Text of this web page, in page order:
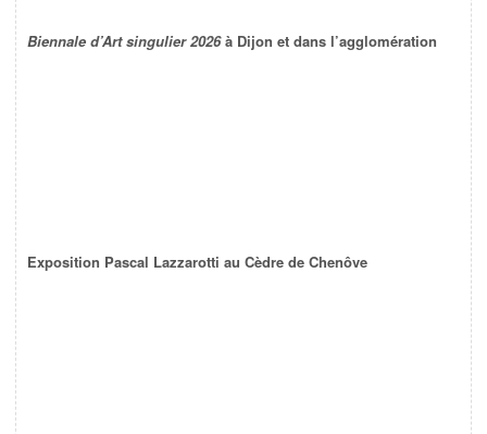
Biennale d’Art singulier 2026à Dijon et dans l’agglomération
Exposition Pascal Lazzarotti au Cèdre de Chenôve